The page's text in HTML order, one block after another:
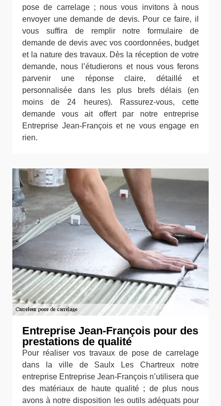
pose de carrelage ; nous vous invitons à nous
envoyer une demande de devis. Pour ce faire, il
vous suffira de remplir notre formulaire de
demande de devis avec vos coordonnées, budget
et la nature des travaux. Dès la réception de votre
demande, nous l’étudierons et nous vous ferons
parvenir une réponse claire, détaillé et
personnalisée dans les plus brefs délais (en
moins de 24 heures). Rassurez-vous, cette
demande vous ait offert par notre entreprise
Entreprise Jean-François et ne vous engage en
rien.
Entreprise Jean-François pour des
prestations de qualité
Pour réaliser vos travaux de pose de carrelage
dans la ville de Saulx Les Chartreux notre
entreprise Entreprise Jean-François n’utilisera que
des matériaux de haute qualité ; de plus nous
avons à notre disposition les outils adéquats pour